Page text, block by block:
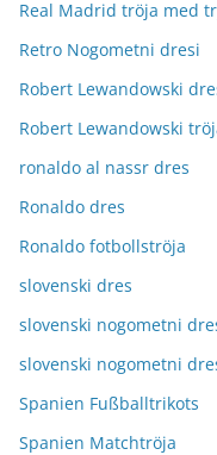
Real Madrid tröja med
Retro Nogometni dresi
Robert Lewandowski
Robert Lewandowski
ronaldo al nassr dres
Ronaldo dres
Ronaldo fotbollströja
slovenski dres
slovenski nogometni
slovenski nogometni
Spanien Fußballtrikots
Spanien Matchtröja